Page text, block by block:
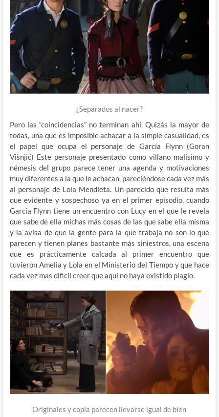
¿Separados al nacer?
Pero las “coincidencias” no terminan ahí. Quizás la mayor de
todas, una que es imposible achacar a la simple casualidad, es
el papel que ocupa el personaje de García Flynn (Goran
Višnjić) Este personaje presentado como villano malísimo y
némesis del grupo parece tener una agenda y motivaciones
muy diferentes a la que le achacan, pareciéndose cada vez más
al personaje de Lola Mendieta. Un parecido que resulta más
que evidente y sospechoso ya en el primer episodio, cuando
García Flynn tiene un encuentro con Lucy en el que le revela
que sabe de ella michas más cosas de las que sabe ella misma
y la avisa de que la gente para la que trabaja no son lo que
parecen y tienen planes bastante más siniestros, una escena
que es prácticamente calcada al primer encuentro que
tuvieron Amelia y Lola en el Ministerio del Tiempo y que hace
cada vez mas dificil creer que aquí no haya existido plagio.
Originales y copia parecen llevarse igual de bien